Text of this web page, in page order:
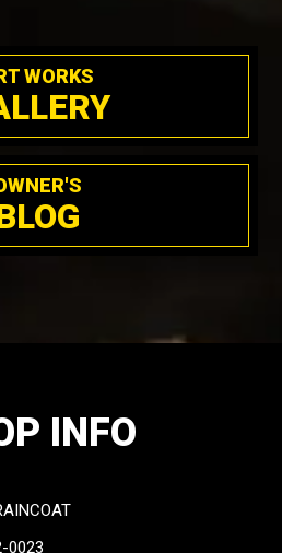
WORKS
INFO
0023